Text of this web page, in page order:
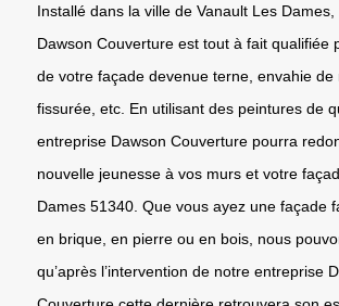
Installé dans la ville de Vanault Les
Dawson Couverture est tout à fait qualifiée
de votre façade devenue terne, envahie de
fissurée, etc. En utilisant des peintures de
entreprise Dawson Couverture pourra
nouvelle jeunesse à vos murs et votre
Dames 51340. Que vous ayez une façade
en brique, en pierre ou en bois, nous
qu’après l’intervention de notre entreprise